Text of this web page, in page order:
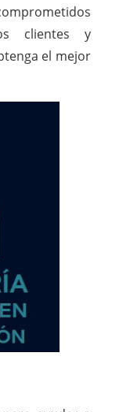
clientes y
el mejor